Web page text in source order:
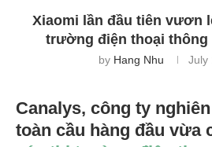
Xiaomi lần đầu tiên vươn
trường điện thoại thông
by Hang Nhu July
Canalys, công ty
toàn cầu hàng đầu vừa